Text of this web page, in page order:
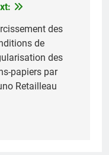
des
de
des
papiers par
Retailleau